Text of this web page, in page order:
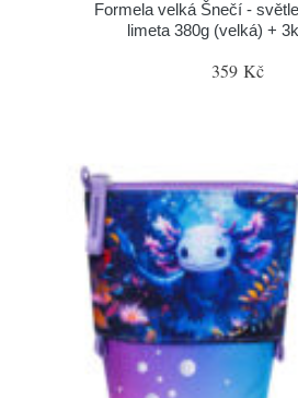
Formela velká Šnečí -
limeta 380g (velká) +
359 Kč